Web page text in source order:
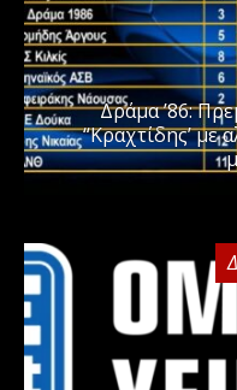
Δράμα ’86:
“Κραχτίδης’ με